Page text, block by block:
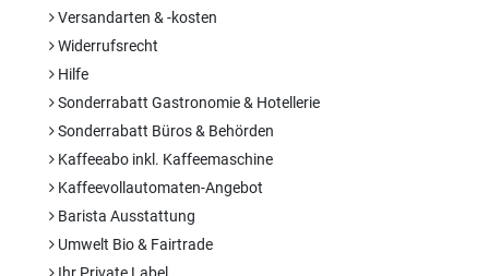
Versandarten & -kosten
Widerrufsrecht
Hilfe
Sonderrabatt Gastronomie & Hotellerie
Sonderrabatt Büros & Behörden
Kaffeeabo inkl. Kaffeemaschine
Kaffeevollautomaten-Angebot
Barista Ausstattung
Umwelt Bio & Fairtrade